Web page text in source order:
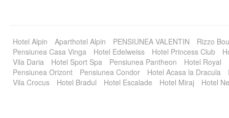
Hotel Alpin Aparthotel Alpin PENSIUNEA VALENTIN
Rizzo
Pensiunea Casa Vinga
Hotel Edelweiss Hotel Princess Club
Vila Daria
Hotel Sport Spa Pensiunea Pantheon Hotel Royal
Pensiunea Orizont
Pensiunea Condor Hotel Acasa la Dracula
Vila Crocus
Hotel Bradul Hotel Escalade Hotel Miraj Hotel